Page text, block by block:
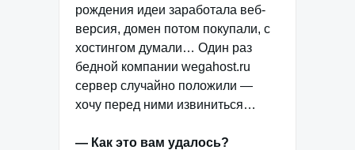
рождения идеи заработала веб-
версия, домен потом покупали, с
хостингом думали… Один раз
бедной компании wegahost.ru
сервер случайно положили —
хочу перед ними извиниться…
— Как это вам удалось?